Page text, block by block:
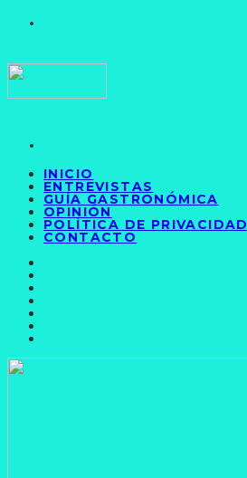
INICIO
ENTREVISTAS
GUÍA GASTRONÓMICA
OPINIÓN
POLÍTICA DE PRIVACIDAD
CONTACTO